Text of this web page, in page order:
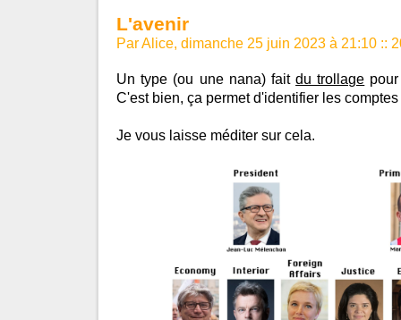
L'avenir
Par Alice, dimanche 25 juin 2023 à 21:10 ::
Un type (ou une nana) faitdu trollage
C'est bien, ça permet d'identifier les
Je vous laisse méditer sur cela.